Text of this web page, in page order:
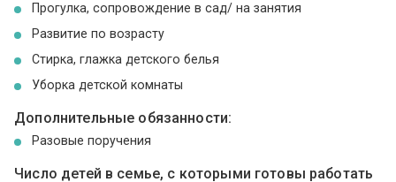
Прогулка, сопровождение в сад/ на занятия
Развитие по возрасту
Стирка, глажка детского белья
Уборка детской комнаты
Дополнительные обязанности:
Разовые поручения
Число детей в семье, с которыми готовы работать